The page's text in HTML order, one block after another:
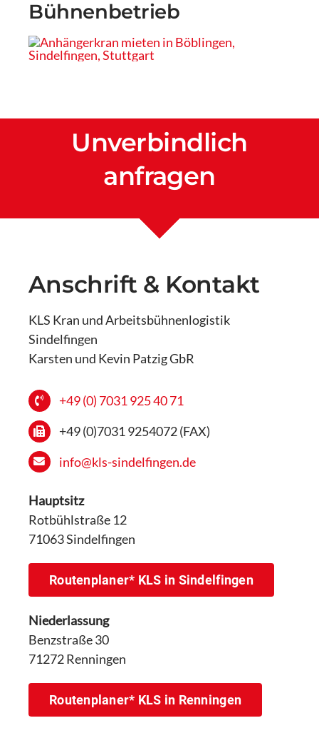
Bühnenbetrieb
Unverbindlich
anfragen
Anschrift & Kontakt
KLS Kran und Arbeitsbühnenlogistik
Sindelfingen
Karsten und Kevin Patzig GbR
+49 (0) 7031 925 40 71
+49 (0)7031 9254072 (FAX)
info@kls-sindelfingen.de
Hauptsitz
Rotbühlstraße 12
71063 Sindelfingen
Routenplaner* KLS in Sindelfingen
Niederlassung
Benzstraße 30
71272 Renningen
Routenplaner* KLS in Renningen